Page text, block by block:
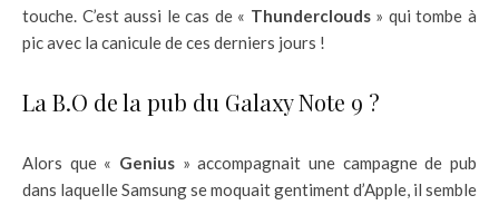
touche. C’est aussi le cas de « Thunderclouds» qui tombe à
pic avec la canicule de ces derniers jours !
La B.O de la pub du Galaxy Note 9 ?
Alors que « Genius » accompagnait une campagne de pub
dans laquelle Samsung se moquait gentiment d’Apple, il semble